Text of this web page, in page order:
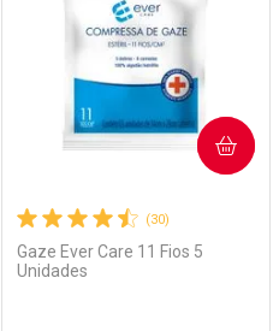
Laboratório
Por Menos
(30)
Gaze Ever Care 11 Fios 5
Unidades
COMPRAR